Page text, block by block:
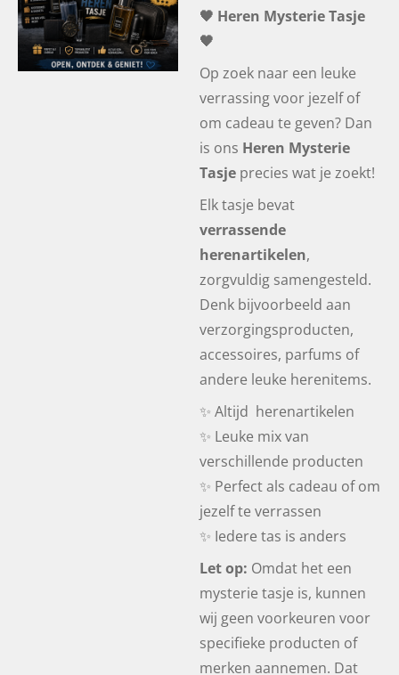
🖤 Heren Mysterie Tasje
🖤
Op zoek naar een leuke
verrassing voor jezelf of
om cadeau te geven? Dan
is ons Heren Mysterie
Tasje precies wat je zoekt!
Elk tasje bevat
verrassende
herenartikelen,
zorgvuldig samengesteld.
Denk bijvoorbeeld aan
verzorgingsproducten,
accessoires, parfums of
andere leuke herenitems.
✨ Altijd herenartikelen
✨ Leuke mix van
verschillende producten
✨ Perfect als cadeau of om
jezelf te verrassen
✨ Iedere tas is anders
Let op: Omdat het een
mysterie tasje is, kunnen
wij geen voorkeuren voor
specifieke producten of
merken aannemen. Dat